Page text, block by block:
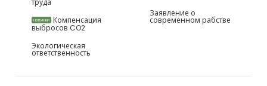
НОВИНКИ Компенсация
выбросов CO2
Экологическая
ответственность
Заявление о
современном рабстве